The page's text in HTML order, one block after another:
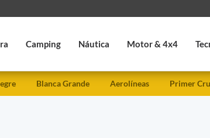
Camping Náutica Motor & 4x4
Blanca Grande Aerolíneas Primer